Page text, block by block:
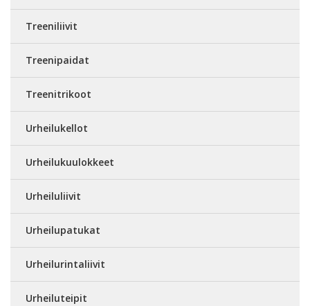
Treeniliivit
Treenipaidat
Treenitrikoot
Urheilukellot
Urheilukuulokkeet
Urheiluliivit
Urheilupatukat
Urheilurintaliivit
Urheiluteipit